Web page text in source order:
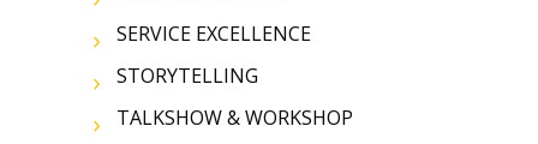
SERVICE EXCELLENCE
STORYTELLING
TALKSHOW & WORKSHOP